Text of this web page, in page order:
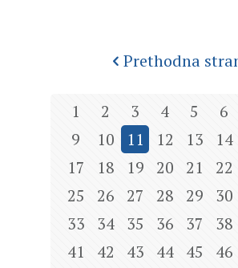
Prethodna
1 2 3 4 5 6
9
10 11 12 13 14
17
18 19 20 21 22
25
26 27 28 29 30
33
34 35 36 37 38
41
42 43 44 45 46